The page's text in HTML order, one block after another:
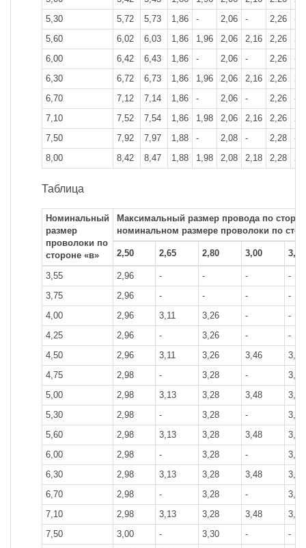
5,30
5,72 5,73 1,86 - 2,06 - 2,26
-
5,60
6,02 6,03 1,86 1,96 2,06 2,16 2,26
6,00
6,42 6,43 1,86 - 2,06 - 2,26
-
6,30
6,72 6,73 1,86 1,96 2,06 2,16 2,26
6,70
7,12 7,14 1,86 - 2,06 - 2,26
-
7,10
7,52 7,54 1,86 1,98 2,06 2,16 2,26
7,50
7,92 7,97 1,88 - 2,08 - 2,28
-
8,00
8,42 8,47 1,88 1,98 2,08 2,18 2,28
Таблица
Номинальный
размер
проволоки по
стороне «в»
Максимальный размер провода по
номинальном размере проволоки по
2,50 2,65 2,80 3,00 3,15
3,55 2,96 - - -
-
3,75
2,96 - - -
-
4,00
2,96 3,11 3,26 -
-
4,25
2,96 - 3,26 -
-
4,50
2,96 3,11 3,26 3,46
3,61
4,75
2,98 - 3,28 -
3,63
5,00
2,98 3,13 3,28 3,48
3,63
5,30
2,98 - 3,28 -
3,63
5,60
2,98 3,13 3,28 3,48
3,63
6,00
2,98 - 3,28 -
3,63
6,30
2,98 3,13 3,28 3,48
3,63
6,70
2,98 - 3,28 -
3,63
7,10
2,98 3,13 3,28 3,48
3,63
7,50
3,00 - 3,30 -
-